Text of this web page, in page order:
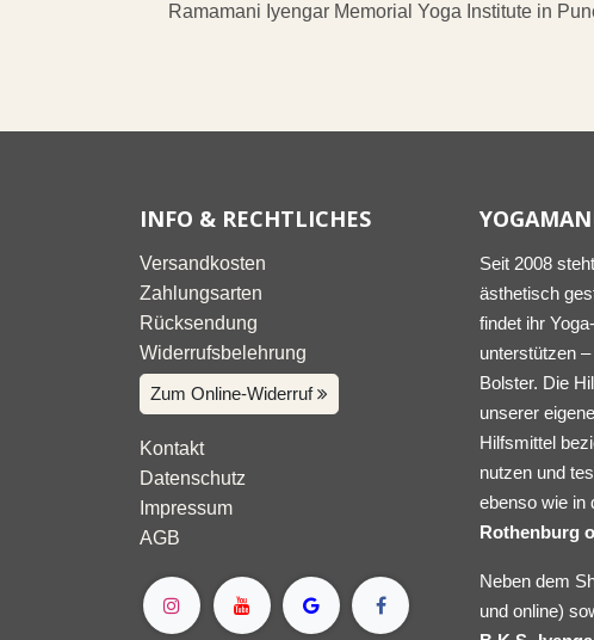
Ramamani Iyengar Memorial Yoga Institute in
INFO & RECHTLICHES
Versandkosten
Zahlungsarten
Rücksendung
Widerrufsbelehrung
Zum Online-Widerruf
Kontakt
Datenschutz
Impressum
AGB
Seit 2008
ästhetisch
findet ihr
unterstützen
Bolster. Die
unserer
Hilfsmittel
nutzen und
ebenso wie in
Rothenburg
Neben dem
und online)